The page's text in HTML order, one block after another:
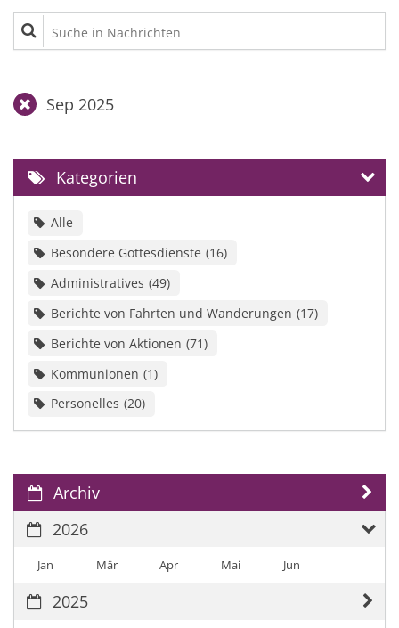
Suche in Nachrichten
Sep 2025
Kategorien
Alle
Besondere Gottesdienste 16
Administratives 49
Berichte von Fahrten und Wanderungen 17
Berichte von Aktionen 71
Kommunionen 1
Personelles 20
Archiv
2026
Jan Mär Apr Mai Jun
2025